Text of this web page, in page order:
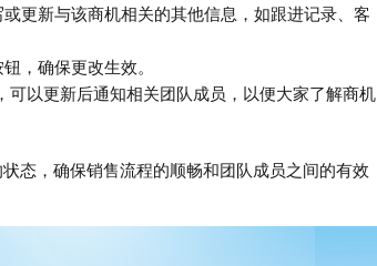
更新与该商机相关的其他信息，如跟进记录、客
，确保更改生效。
可以更新后通知相关团队成员，以便大家了解商机
态，确保销售流程的顺畅和团队成员之间的有效